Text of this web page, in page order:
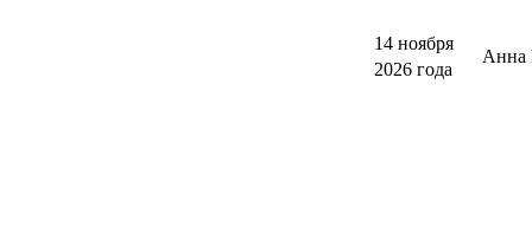
14 ноября
2026 года
Анна